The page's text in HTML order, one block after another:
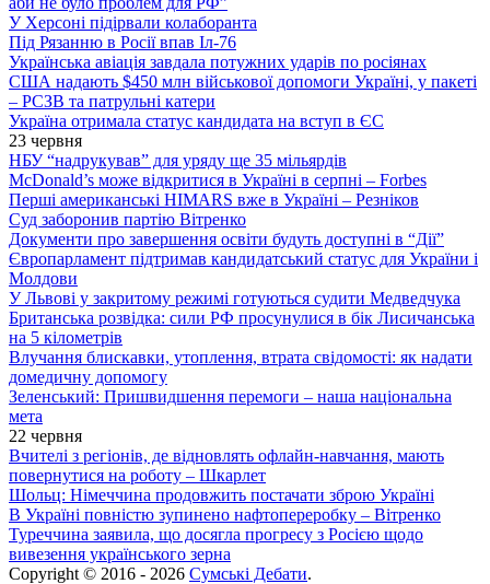
У Херсоні підірвали колаборанта
Під Рязанню в Росії впав Іл-76
Українська авіація завдала потужних ударів по росіянах
США надають $450 млн військової допомоги Україні, у пакеті
– РСЗВ та патрульні катери
Україна отримала статус кандидата на вступ в ЄС
23 червня
НБУ “надрукував” для уряду ще 35 мільярдів
McDonald’s може відкритися в Україні в серпні – Forbes
Перші американські HIMARS вже в Україні – Резніков
Суд заборонив партію Вітренко
Документи про завершення освіти будуть доступні в “Дії”
Європарламент підтримав кандидатський статус для України і
Молдови
У Львові у закритому режимі готуються судити Медведчука
Британська розвідка: сили РФ просунулися в бік Лисичанська
на 5 кілометрів
Влучання блискавки, утоплення, втрата свідомості: як надати
домедичну допомогу
Зеленський: Пришвидшення перемоги – наша національна
мета
22 червня
Вчителі з регіонів, де відновлять офлайн-навчання, мають
повернутися на роботу – Шкарлет
Шольц: Німеччина продовжить постачати зброю Україні
В Україні повністю зупинено нафтопереробку – Вітренко
Туреччина заявила, що досягла прогресу з Росією щодо
вивезення українського зерна
Copyright © 2016 - 2026 Сумські Дебати.